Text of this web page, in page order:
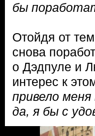
бы
Отойдя от
снова
о Дэдпуле и
интерес к
привело меня
да, я бы с